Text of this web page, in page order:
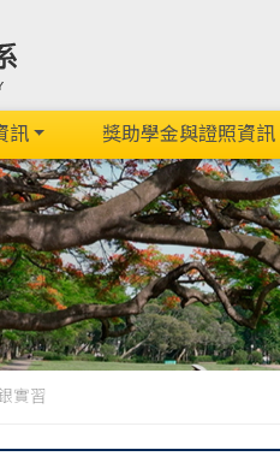
訊 獎助學金與證照資訊
實習